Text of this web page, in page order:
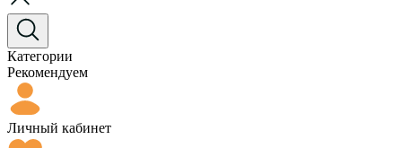
Категории
Рекомендуем
Личный кабинет